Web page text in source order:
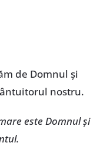
de Domnul și
nostru.
este Domnul și